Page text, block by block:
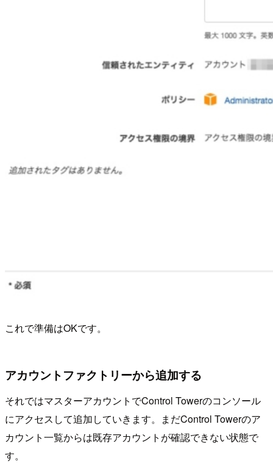
これで準備はOKです。
アカウントファクトリーから追加する
それではマスターアカウントでControl Towerのコンソール
にアクセスして追加していきます。まだControl Towerのア
カウント一覧からは既存アカウントが確認できない状態で
す。